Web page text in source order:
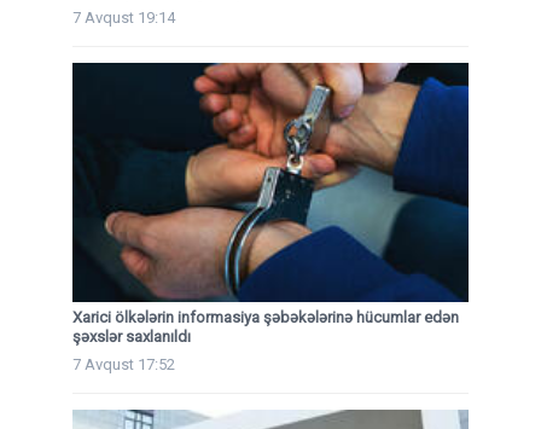
7 Avqust 19:14
Xarici ölkələrin informasiya şəbəkələrinə hücumlar edən
şəxslər saxlanıldı
7 Avqust 17:52